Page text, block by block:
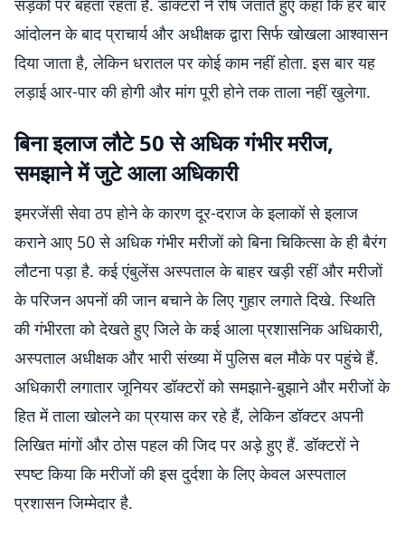
सड़कों पर बहता रहता है. डॉक्टरों ने रोष जताते हुए कहा कि हर बार
आंदोलन के बाद प्राचार्य और अधीक्षक द्वारा सिर्फ खोखला आश्वासन
दिया जाता है, लेकिन धरातल पर कोई काम नहीं होता. इस बार यह
लड़ाई आर-पार की होगी और मांग पूरी होने तक ताला नहीं खुलेगा.
बिना इलाज लौटे 50 से अधिक गंभीर मरीज,
समझाने में जुटे आला अधिकारी
इमरजेंसी सेवा ठप होने के कारण दूर-दराज के इलाकों से इलाज
कराने आए 50 से अधिक गंभीर मरीजों को बिना चिकित्सा के ही बैरंग
लौटना पड़ा है. कई एंबुलेंस अस्पताल के बाहर खड़ी रहीं और मरीजों
के परिजन अपनों की जान बचाने के लिए गुहार लगाते दिखे. स्थिति
की गंभीरता को देखते हुए जिले के कई आला प्रशासनिक अधिकारी,
अस्पताल अधीक्षक और भारी संख्या में पुलिस बल मौके पर पहुंचे हैं.
अधिकारी लगातार जूनियर डॉक्टरों को समझाने-बुझाने और मरीजों के
हित में ताला खोलने का प्रयास कर रहे हैं, लेकिन डॉक्टर अपनी
लिखित मांगों और ठोस पहल की जिद पर अड़े हुए हैं. डॉक्टरों ने
स्पष्ट किया कि मरीजों की इस दुर्दशा के लिए केवल अस्पताल
प्रशासन जिम्मेदार है.